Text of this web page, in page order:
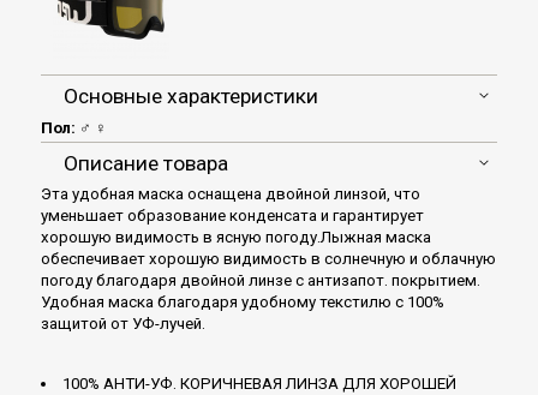
Основные характеристики
Пол: ♂ ♀
Описание товара
Эта удобная маска оснащена двойной линзой, что
уменьшает образование конденсата и гарантирует
хорошую видимость в ясную погоду.Лыжная маска
обеспечивает хорошую видимость в солнечную и облачную
погоду благодаря двойной линзе с антизапот. покрытием.
Удобная маска благодаря удобному текстилю с 100%
защитой от УФ-лучей.
100% АНТИ-УФ. КОРИЧНЕВАЯ ЛИНЗА ДЛЯ ХОРОШЕЙ